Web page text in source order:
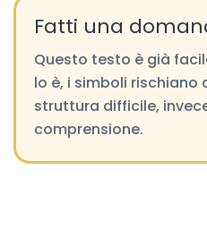
Fatti una
Questo testo è già
lo è, i simboli rischiano
struttura difficile,
comprensione.